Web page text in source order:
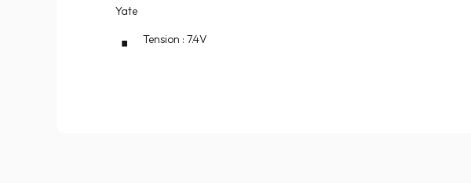
Yate
Tension : 7.4V